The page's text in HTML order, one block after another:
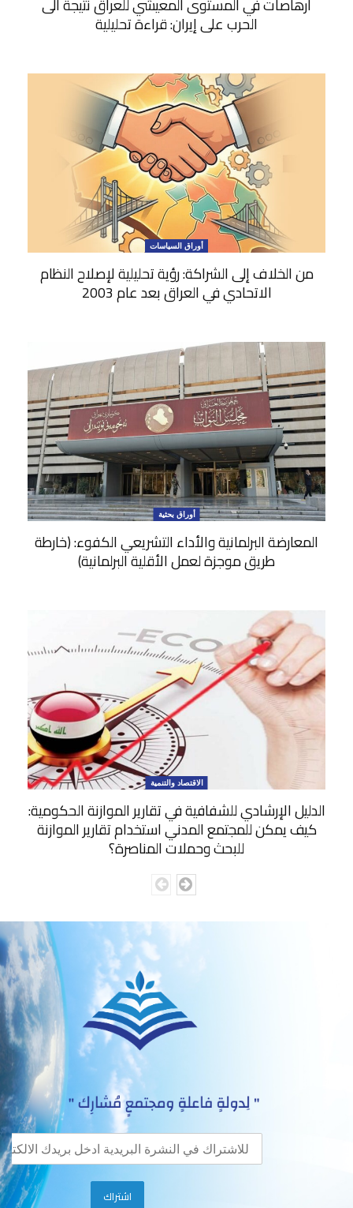
ارهاصات في المستوى المعيشي للعراق نتيجة الى
الحرب على إيران: قراءة تحليلية
أوراق السياسات
من الخلاف إلى الشراكة: رؤية تحليلية لإصلاح النظام
الاتحادي في العراق بعد عام 2003
أوراق بحثية
المعارضة البرلمانية والأداء التشريعي الكفوء: (خارطة
طريق موجزة لعمل الأقلية البرلمانية)
الاقتصاد والتنمية
الدليل الإرشادي للشفافية في تقارير الموازنة الحكومية:
كيف يمكن للمجتمع المدني استخدام تقارير الموازنة
للبحث وحملات المناصرة؟